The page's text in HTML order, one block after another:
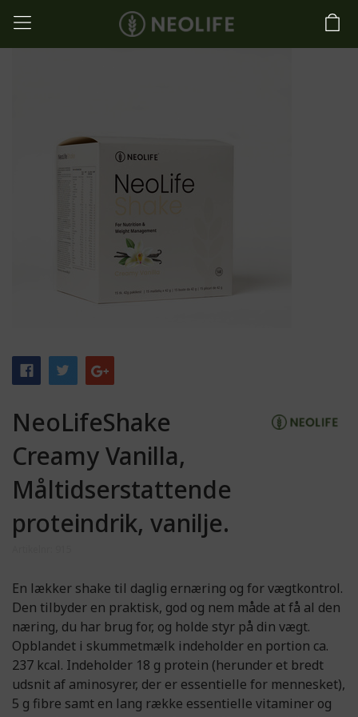
NeoLifeShake
Creamy Vanilla,
Måltidserstattende
proteindrik, vanilje.
En lækker shake til daglig ernæring og for vægtkontrol.
Den tilbyder en praktisk, god og nem måde at få al den
næring, du har brug for, og holde styr på din vægt.
Opblandet i skummetmælk indeholder en portion ca.
237 kcal. Indeholder 18 g protein (herunder et bredt
udsnit af aminosyrer, der er essentielle for mennesket),
5 g fibre samt en lang række essentielle vitaminer og